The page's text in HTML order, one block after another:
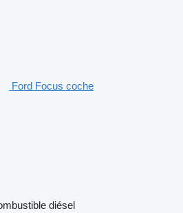
Ford Focus coche
diésel